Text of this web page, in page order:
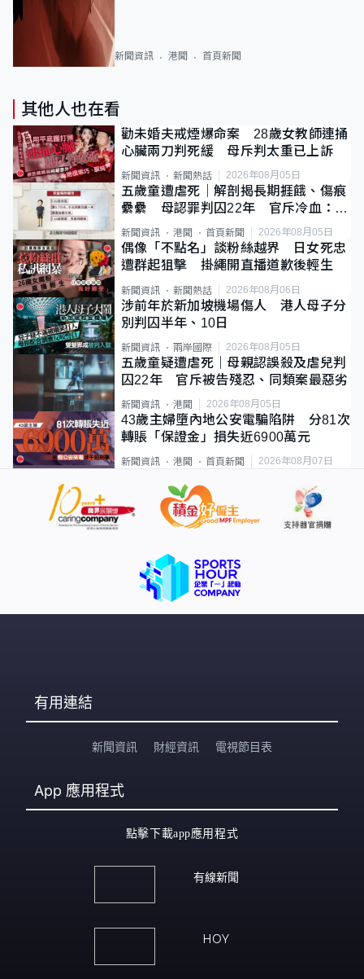
新聞資訊 港聞 首頁新聞
其他人也在看
勸未婚夫戒煙爆命案 28歲女教師連捅
心臟兩刀判死緩 母斥判太重已上訴
新聞資訊 新聞熱話 2026年08月05日
五歲童遭虐死｜解剖揭長期捱餓、傷痕
纍纍 母認罪判囚22年 官斥冷血：同
類案最惡劣
新聞資訊 港聞 首頁新聞 2026年08月05日
偶像「不點名」談粉絲越界 日女死忠
遭群起狙擊 掛繩開直播道歉後輕生
新聞資訊 新聞熱話 2026年08月06日
涉前年於新加坡機場傷人 港人母子分
別判囚半年、10日
新聞資訊 兩岸國際 2026年08月05日
五歲童疑遭虐死｜母親認誤殺及虐兒判
囚22年 官斥被告殘忍、同類案最惡劣
新聞資訊 港聞 2026年08月05日
43歲主婦墮內地公安電騙陷阱 分81次
轉賬「保證金」損失近6900萬元
新聞資訊 港聞 首頁新聞 2026年08月07日
有用連結
新聞資訊 財經資訊 電視節目表
App 應用程式
點擊下載app應用程式
有線新聞
HOY